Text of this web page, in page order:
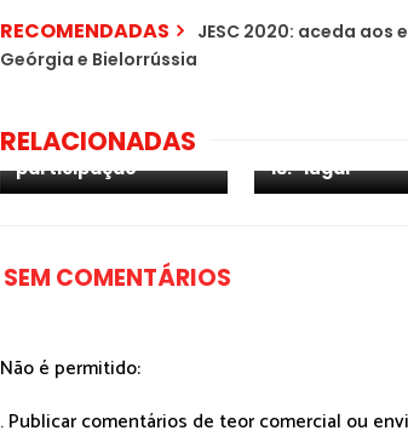
RECOMENDADAS
JESC 2020: aceda
Geórgia e Bielorrússia
RELACIONADAS
confirma
participação
13.º lugar
SEM COMENTÁRIOS
Não é permitido:
. Publicar comentários de teor comercial ou